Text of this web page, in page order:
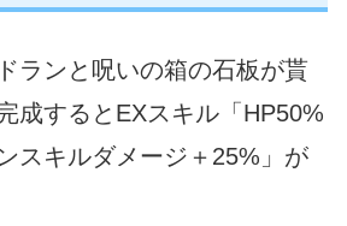
ランと呪いの箱の石板が貰
成するとEXスキル「HP50%
スキルダメージ＋25%」が